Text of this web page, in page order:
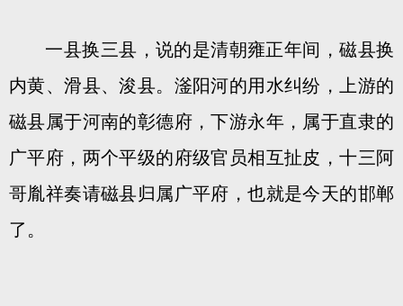
一县换三县，说的是清朝雍正年间，磁县换
内黄、滑县、浚县。滏阳河的用水纠纷，上游的
磁县属于河南的彰德府，下游永年，属于直隶的
广平府，两个平级的府级官员相互扯皮，十三阿
哥胤祥奏请磁县归属广平府，也就是今天的邯郸
了。